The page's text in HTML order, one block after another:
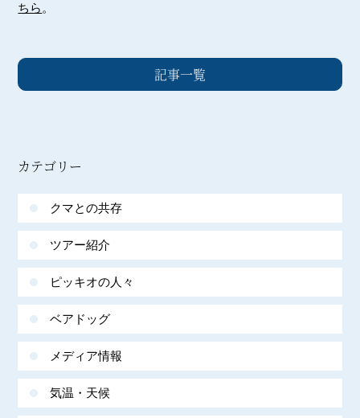
ちら 。
記事一覧
カテゴリー
クマとの共存
ツアー紹介
ピッキオの人々
ベアドッグ
メディア情報
気温・天候